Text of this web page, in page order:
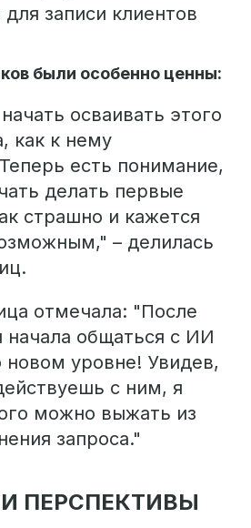
для записи клиентов
были особенно ценны:
осваивать этого
как к нему
есть понимание,
делать первые
страшно и кажется
– делилась
отмечала: "После
начала общаться с ИИ
новом уровне! Увидев,
с ним, я
можно выжать из
запроса."
ПЕРСПЕКТИВЫ